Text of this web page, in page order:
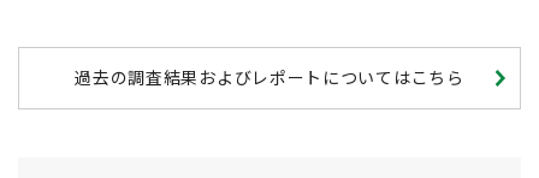
過去の調査結果およびレポートについてはこちら